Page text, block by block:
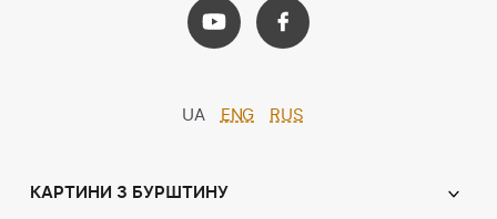
UA ENG RUS
КАРТИНИ З БУРШТИНУ